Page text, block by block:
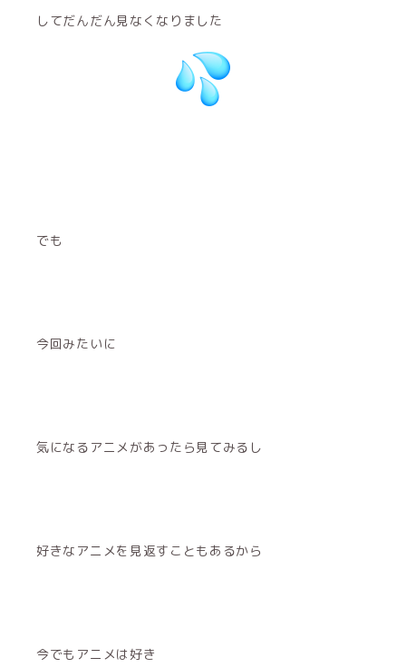
してだんだん見なくなりました
でも
今回みたいに
気になるアニメがあったら見てみるし
好きなアニメを見返すこともあるから
今でもアニメは好き